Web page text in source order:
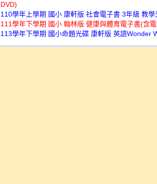
DVD)
110學年上學期 國小 康軒版 社會電子書 3年級 教
111學年下學期 國小 翰林版 健康與體育電子書(含
113學年下學期 國小命題光碟 康軒版 英語Wonder